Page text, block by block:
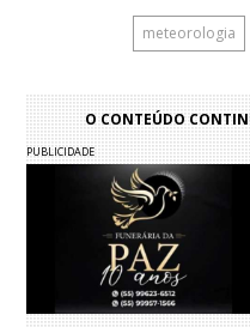
meteorologia
O CONTEÚDO
PUBLICIDADE